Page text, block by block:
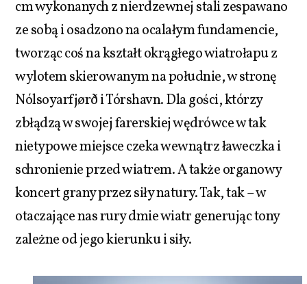
cm wykonanych z nierdzewnej stali zespawano
ze sobą i osadzono na ocalałym fundamencie,
tworząc coś na kształt okrągłego wiatrołapu z
wylotem skierowanym na południe, w stronę
Nólsoyarfjørð i Tórshavn. Dla gości, którzy
zbłądzą w swojej farerskiej wędrówce w tak
nietypowe miejsce czeka wewnątrz ławeczka i
schronienie przed wiatrem. A także organowy
koncert grany przez siły natury. Tak, tak – w
otaczające nas rury dmie wiatr generując tony
zależne od jego kierunku i siły.